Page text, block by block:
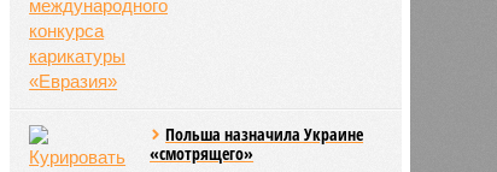
Польша назначила Украине
«смотрящего»